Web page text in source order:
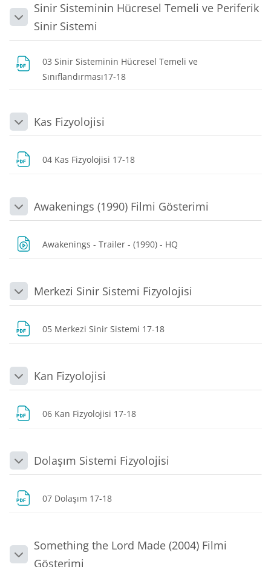
Daralt
Sinir Sisteminin Hücresel Temeli ve Periferik
Sinir Sistemi
03 Sinir Sisteminin Hücresel Temeli ve
Sınıflandırması17-18
DaraltKas Fizyolojisi
04 Kas Fizyolojisi 17-18
DaraltAwakenings (1990) Filmi Gösterimi
Awakenings - Trailer - (1990) - HQ
DaraltMerkezi Sinir Sistemi Fizyolojisi
05 Merkezi Sinir Sistemi 17-18
DaraltKan Fizyolojisi
06 Kan Fizyolojisi 17-18
DaraltDolaşım Sistemi Fizyolojisi
07 Dolaşım 17-18
Daralt
Something the Lord Made (2004) Filmi
Gösterimi